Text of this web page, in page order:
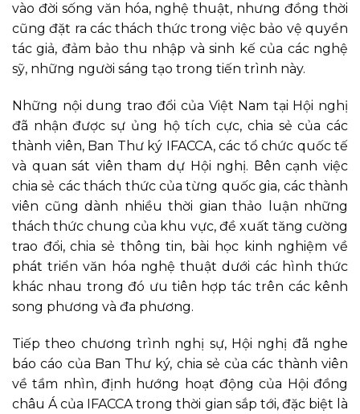
vào đời sống văn hóa, nghệ thuật, nhưng đồng thời
cũng đặt ra các thách thức trong việc bảo vệ quyền
tác giả, đảm bảo thu nhập và sinh kế của các nghệ
sỹ, những người sáng tạo trong tiến trình này.
Những nội dung trao đổi của Việt Nam tại Hội nghị
đã nhận được sự ủng hộ tích cực, chia sẻ của các
thành viên, Ban Thư ký IFACCA, các tổ chức quốc tế
và quan sát viên tham dự Hội nghị. Bên cạnh việc
chia sẻ các thách thức của từng quốc gia, các thành
viên cũng dành nhiều thời gian thảo luận những
thách thức chung của khu vực, đề xuất tăng cường
trao đổi, chia sẻ thông tin, bài học kinh nghiệm về
phát triển văn hóa nghệ thuật dưới các hình thức
khác nhau trong đó ưu tiên hợp tác trên các kênh
song phương và đa phương.
Tiếp theo chương trình nghị sự, Hội nghị đã nghe
báo cáo của Ban Thư ký, chia sẻ của các thành viên
về tầm nhìn, định hướng hoạt động của Hội đồng
châu Á của IFACCA trong thời gian sắp tới, đặc biệt là